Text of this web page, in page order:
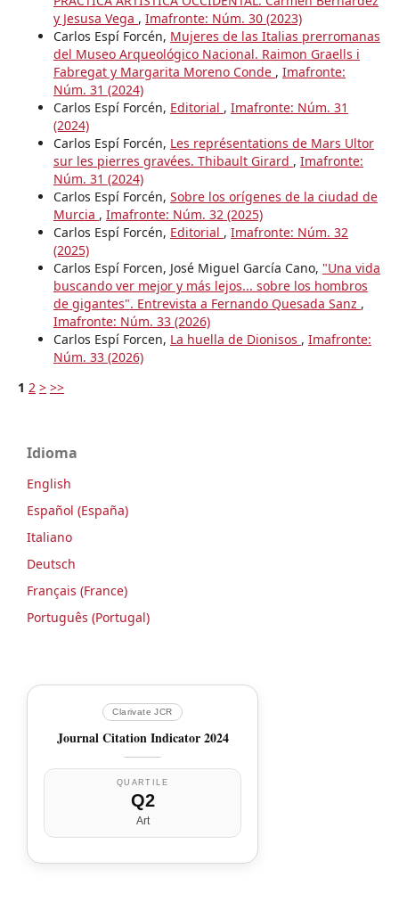
y Jesusa Vega , Imafronte: Núm. 30 (2023)
Carlos Espí Forcén, Mujeres de las Italias prerromanas
del Museo Arqueológico Nacional. Raimon Graells i
Fabregat y Margarita Moreno Conde , Imafronte:
Núm. 31 (2024)
Carlos Espí Forcén, Editorial , Imafronte: Núm. 31
(2024)
Carlos Espí Forcén, Les représentations de Mars Ultor
sur les pierres gravées. Thibault Girard , Imafronte:
Núm. 31 (2024)
Carlos Espí Forcén, Sobre los orígenes de la ciudad de
Murcia , Imafronte: Núm. 32 (2025)
Carlos Espí Forcén, Editorial , Imafronte: Núm. 32
(2025)
Carlos Espí Forcen, José Miguel García Cano, "Una vida
buscando ver mejor y más lejos... sobre los hombros
de gigantes". Entrevista a Fernando Quesada Sanz ,
Imafronte: Núm. 33 (2026)
Carlos Espí Forcen, La huella de Dionisos , Imafronte:
Núm. 33 (2026)
1 2 > >>
Idioma
English
Español (España)
Italiano
Deutsch
Français (France)
Português (Portugal)
Clarivate JCR
Journal Citation Indicator 2024
QUARTILE
Q2
Art